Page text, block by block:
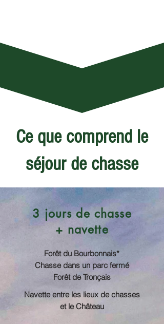
Ce que comprend le
séjour de chasse
Forêt du Bourbonnais*
Chasse dans un parc fermé
Forêt de Tronçais
Navette entre les lieux de chasses
et le Château
3 jours de chasse
+ navette